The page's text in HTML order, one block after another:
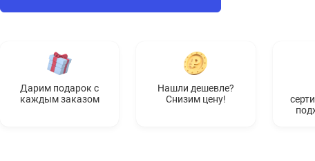
Дарим подарок с
каждым заказом
Нашли дешевле?
Снизим цену!